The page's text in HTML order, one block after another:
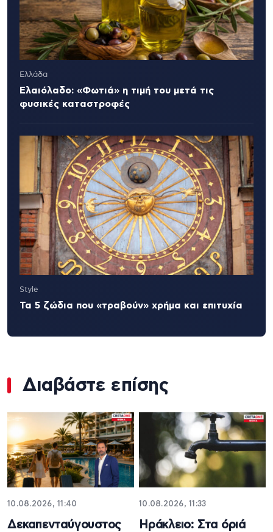
Ελλάδα
Ελαιόλαδο: «Φωτιά» η τιμή του μετά τις
φυσικές καταστροφές
Style
Τα 5 ζώδια που «τραβούν» χρήμα και επιτυχία
Διαβάστε επίσης
10.08.2026, 11:40
Δεκαπενταύγουστος
10.08.2026, 11:33
Ηράκλειο: Στα όριά